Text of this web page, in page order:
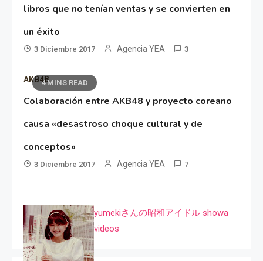
libros que no tenían ventas y se convierten en
un éxito
3 Diciembre 2017 Agencia YEA 3
4 MINS READ
AKB48
Colaboración entre AKB48 y proyecto coreano
causa «desastroso choque cultural y de
conceptos»
3 Diciembre 2017 Agencia YEA 7
yumekiさんの昭和アイドル showa
videos